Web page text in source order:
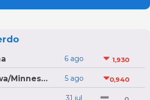
6 ago 1,930
USA - Iowa/Minnesota 5 ago 0,940
31 jul